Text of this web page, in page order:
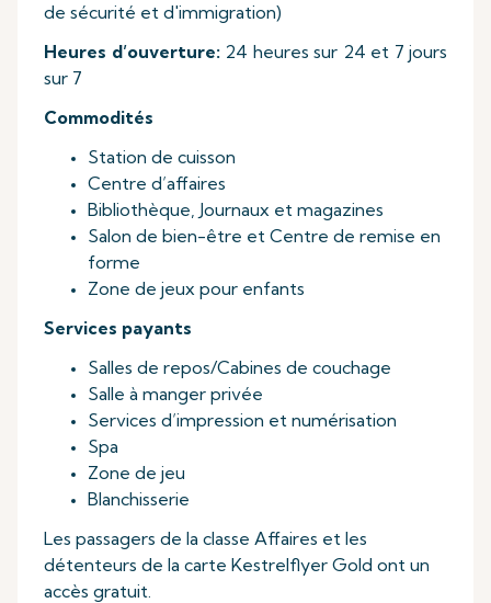
de sécurité et d'immigration)
Heures d’ouverture: 24 heures sur 24 et 7 jours
sur 7
Commodités
Station de cuisson
Centre d’affaires
Bibliothèque, Journaux et magazines
Salon de bien-être et Centre de remise en
forme
Zone de jeux pour enfants
Services payants
Salles de repos/Cabines de couchage
Salle à manger privée
Services d’impression et numérisation
Spa
Zone de jeu
Blanchisserie
Les passagers de la classe Affaires et les
détenteurs de la carte Kestrelflyer Gold ont un
accès gratuit.